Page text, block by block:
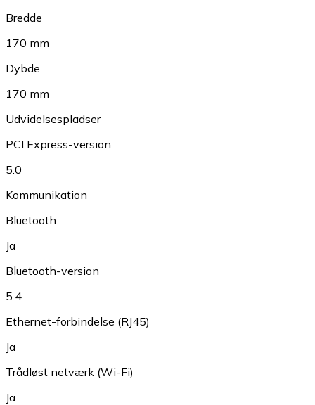
Bredde
170 mm
Dybde
170 mm
Udvidelsespladser
PCI Express-version
5.0
Kommunikation
Bluetooth
Ja
Bluetooth-version
5.4
Ethernet-forbindelse (RJ45)
Ja
Trådløst netværk (Wi-Fi)
Ja